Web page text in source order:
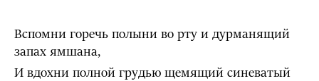
Вспомни горечь полыни во рту и дурманящий
запах ямшана,
И вдохни полной грудью щемящий синеватый